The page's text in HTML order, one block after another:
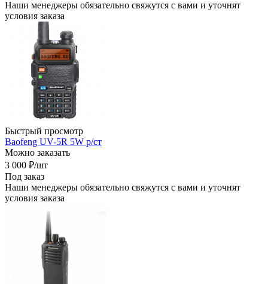
Наши менеджеры обязательно свяжутся с вами и уточнят
условия заказа
Быстрый просмотр
Baofeng UV-5R 5W р/ст
Можно заказать
3 000 ₽/шт
Под заказ
Наши менеджеры обязательно свяжутся с вами и уточнят
условия заказа